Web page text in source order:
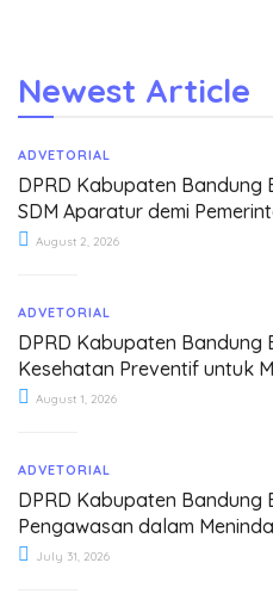
Newest Article
ADVETORIAL
DPRD Kabupaten
SDM Aparatur demi
August 2, 2026
ADVETORIAL
DPRD Kabupaten
Kesehatan Preventif untuk
August 1, 2026
ADVETORIAL
DPRD Kabupaten Bandung
Pengawasan dalam
July 31, 2026